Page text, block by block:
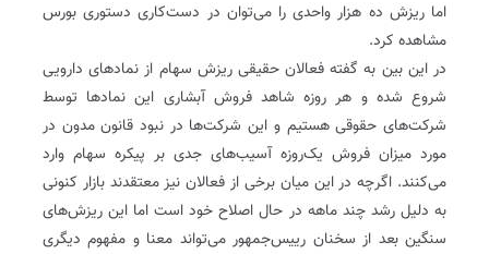
اما ریزش ده هزار واحدی را می‌توان در دست‌کاری دستوری بورس
مشاهده کرد.
در این ‌بین به گفته فعالان حقیقی ریزش سهام از نمادهای دارویی
شروع‌ شده و هر روزه شاهد فروش آبشاری این نمادها توسط
شرکت‌های حقوقی هستیم و این شرکت‌ها در نبود قانون مدون در
مورد میزان فروش یک‌روزه آسیب‌های جدی بر پیکره سهام وارد
می‌کنند. اگرچه در این میان برخی از فعالان نیز معتقدند بازار کنونی
به دلیل رشد چند ماهه در حال اصلاح خود است اما این ریزش‌های
سنگین بعد از سخنان رییس‌جمهور می‌تواند معنا و مفهوم دیگری